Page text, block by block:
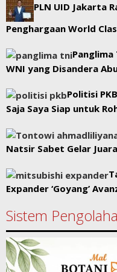
PLN UID Jakarta
Penghargaan World
Panglima
WNI yang Disandera
Politisi
Saja Saya Siap untuk
Natsir Sabet Gelar
Expander ‘Goyang’
Sistem